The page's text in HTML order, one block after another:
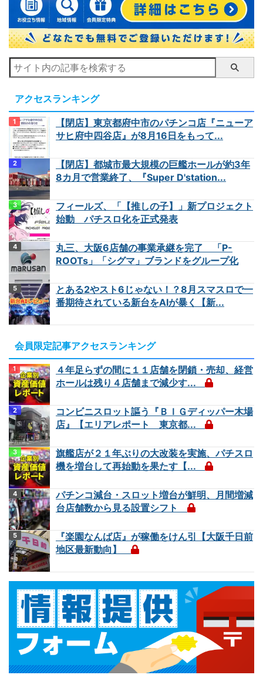
アクセスランキング
【閉店】東京都府中市のパチンコ店『ニューア
サヒ府中四谷店』が8月16日をもって...
【閉店】都城市最大規模の巨艦ホールが約3年
8カ月で営業終了、『Super D'station...
フィールズ、「【推しの子】」新プロジェクト
始動 パチスロ化を正式発表
丸三、大阪6店舗の事業承継を完了 「P-
ROOTs」「シグマ」ブランドをグループ化
とある2やスト6じゃない！？8月スマスロで一
番期待されている新台をAIが暴く【新...
会員限定記事アクセスランキング
４年足らずの間に１１店舗を閉鎖・売却、経営
ホールは残り４店舗まで減少す...
コンビニスロット謳う『ＢＩＧディッパー木場
店』【エリアレポート 東京都...
旗艦店が２１年ぶりの大改装を実施、パチスロ
機を増台して再始動を果たす【...
パチンコ減台・スロット増台が鮮明、月間増減
台店舗数から見る設置シフト
『楽園なんば店』が稼働をけん引【大阪千日前
地区最新動向】